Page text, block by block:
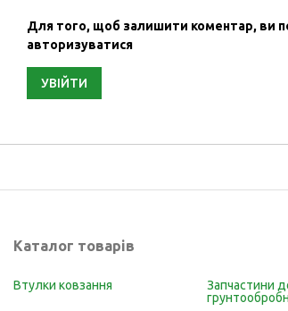
Для того, щоб залишити коментар, ви
авторизуватися
УВІЙТИ
Каталог товарів
Втулки ковзання
Запчастини